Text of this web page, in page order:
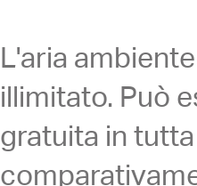
L'aria
illimitato. Può
gratuita in